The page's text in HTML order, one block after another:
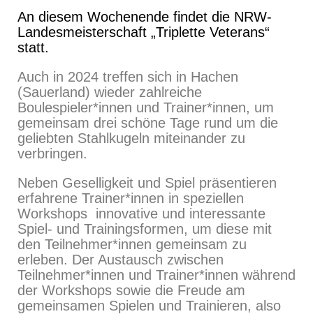
An diesem Wochenende findet die NRW-
Landesmeisterschaft „Triplette Veterans“
statt.
Auch in 2024 treffen sich in Hachen
(Sauerland) wieder zahlreiche
Boulespieler*innen und Trainer*innen, um
gemeinsam drei schöne Tage rund um die
geliebten Stahlkugeln miteinander zu
verbringen.
Neben Geselligkeit und Spiel präsentieren
erfahrene Trainer*innen in speziellen
Workshops innovative und interessante
Spiel- und Trainingsformen, um diese mit
den Teilnehmer*innen gemeinsam zu
erleben. Der Austausch zwischen
Teilnehmer*innen und Trainer*innen während
der Workshops sowie die Freude am
gemeinsamen Spielen und Trainieren, also